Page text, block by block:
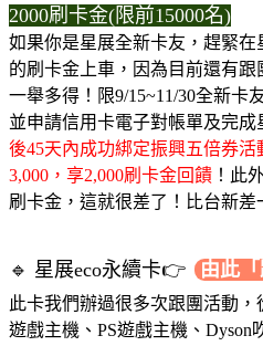
2000刷卡金(限前15000名)
如果你是星展全新卡友，趕緊
的刷卡金上車，因為目前還有跟
一舉多得！限9/15~11/30全新卡
並申請信用卡電子對帳單及完成
後45天內成功綁定振興五倍券
3,000，享2,000刷卡金回饋 ！此
刷卡金，這就很差了！比台新
🔹 星展eco永續卡👉 由此
此卡我們辦過很多次跟團活動
遊戲主機、PS遊戲主機、Dyson